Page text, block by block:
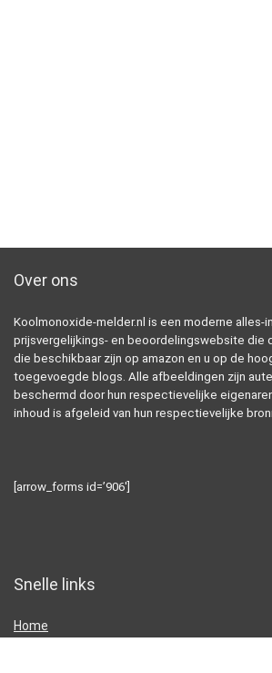
Over ons
Koolmonoxide-melder.nl is een moderne alles-
prijsvergelijkings- en beoordelingswebsite die
die beschikbaar zijn op amazon en u op de
toegevoegde blogs. Alle afbeeldingen zijn
beschermd door hun respectievelijke
inhoud is afgeleid van hun respectievelijke
[arrow_forms id=’906′]
Snelle links
Home